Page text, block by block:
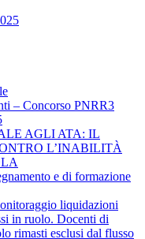
– Concorso PNRR3
AGLI ATA: IL
L’INABILITÀ
e di formazione
liquidazioni
in ruolo. Docenti di
rimasti esclusi dal flusso